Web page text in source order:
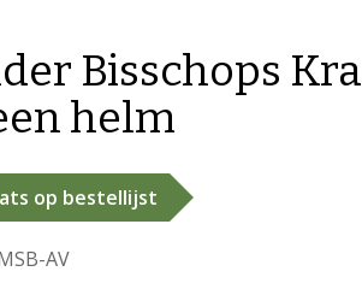
Bisschops
helm
op bestellijst
AV